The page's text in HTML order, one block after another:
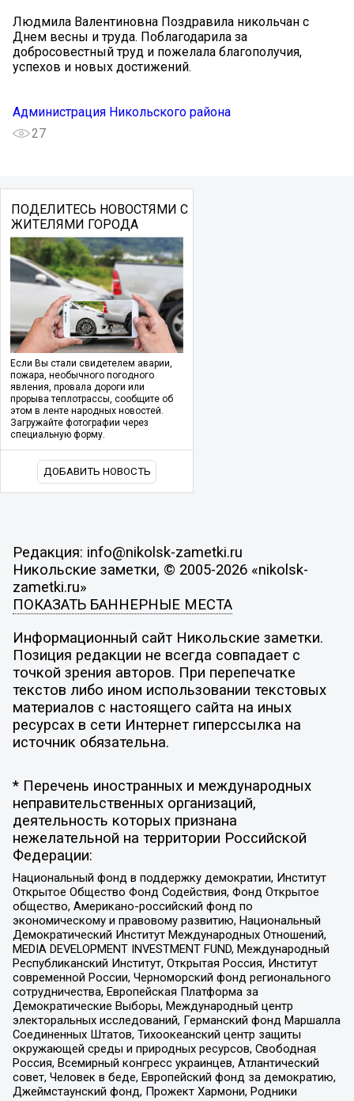
Людмила Валентиновна Поздравила никольчан с
Днем весны и труда. Поблагодарила за
добросовестный труд и пожелала благополучия,
успехов и новых достижений.
Администрация Никольского района
27
ПОДЕЛИТЕСЬ НОВОСТЯМИ С
ЖИТЕЛЯМИ ГОРОДА
Если Вы стали свидетелем аварии,
пожара, необычного погодного
явления, провала дороги или
прорыва теплотрассы, сообщите об
этом в ленте народных новостей.
Загружайте фотографии через
специальную форму.
ДОБАВИТЬ НОВОСТЬ
Редакция: info@nikolsk-zametki.ru
Никольские заметки, © 2005-2026 «nikolsk-
zametki.ru»
ПОКАЗАТЬ БАННЕРНЫЕ МЕСТА
Информационный сайт Никольские заметки.
Позиция редакции не всегда совпадает с
точкой зрения авторов. При перепечатке
текстов либо ином использовании текстовых
материалов с настоящего сайта на иных
ресурсах в сети Интернет гиперссылка на
источник обязательна.
* Перечень иностранных и международных
неправительственных организаций,
деятельность которых признана
нежелательной на территории Российской
Федерации:
Национальный фонд в поддержку демократии, Институт
Открытое Общество Фонд Содействия, Фонд Открытое
общество, Американо-российский фонд по
экономическому и правовому развитию, Национальный
Демократический Институт Международных Отношений,
MEDIA DEVELOPMENT INVESTMENT FUND, Международный
Республиканский Институт, Открытая Россия, Институт
современной России, Черноморский фонд регионального
сотрудничества, Европейская Платформа за
Демократические Выборы, Международный центр
электоральных исследований, Германский фонд Маршалла
Соединенных Штатов, Тихоокеанский центр защиты
окружающей среды и природных ресурсов, Свободная
Россия, Всемирный конгресс украинцев, Атлантический
совет, Человек в беде, Европейский фонд за демократию,
Джеймстаунский фонд, Прожект Хармони, Родники